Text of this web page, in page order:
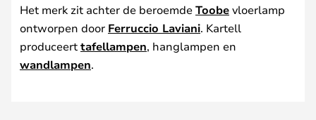
Het merk zit achter de beroemdeToobevloerlamp
ontworpen door Ferruccio Laviani. Kartell
produceerttafellampen, hanglampen en
wandlampen.